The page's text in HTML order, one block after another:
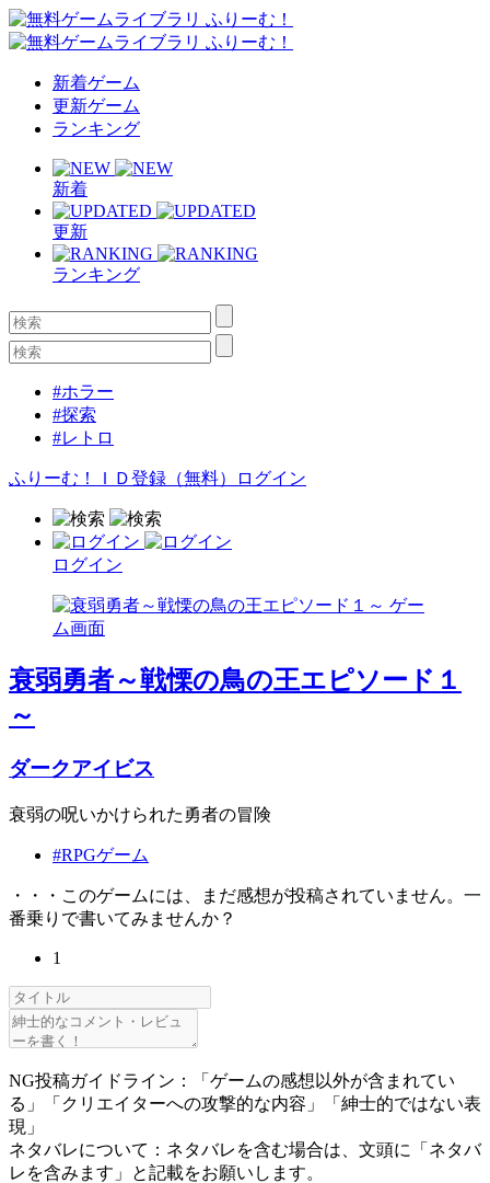
新着ゲーム
更新ゲーム
ランキング
新着
更新
ランキング
#ホラー
#探索
#レトロ
ふりーむ！ＩＤ登録（無料） ログイン
ログイン
衰弱勇者～戦慄の鳥の王エピソード１
～
ダークアイビス
衰弱の呪いかけられた勇者の冒険
#RPGゲーム
・・・このゲームには、まだ感想が投稿されていません。一
番乗りで書いてみませんか？
1
NG投稿ガイドライン：「ゲームの感想以外が含まれてい
る」「クリエイターへの攻撃的な内容」「紳士的ではない表
現」
ネタバレについて：ネタバレを含む場合は、文頭に「ネタバ
レを含みます」と記載をお願いします。